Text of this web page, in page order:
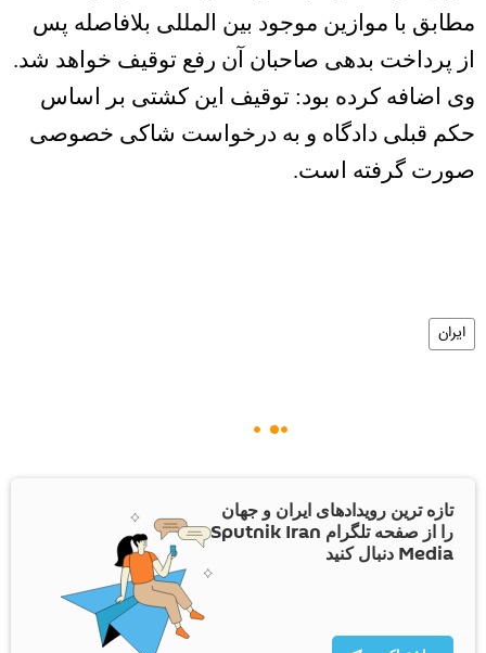
مطابق با موازین موجود بین المللی بلافاصله پس
از پرداخت بدهی صاحبان آن رفع توقیف خواهد شد.
وی اضافه کرده بود: توقیف این کشتی بر اساس
حکم قبلی دادگاه و به درخواست شاکی خصوصی
صورت گرفته است.
ایران
تازه ترین رویدادهای ایران و جهان
را از صفحه تلگرام Sputnik Iran
Media دنبال کنید